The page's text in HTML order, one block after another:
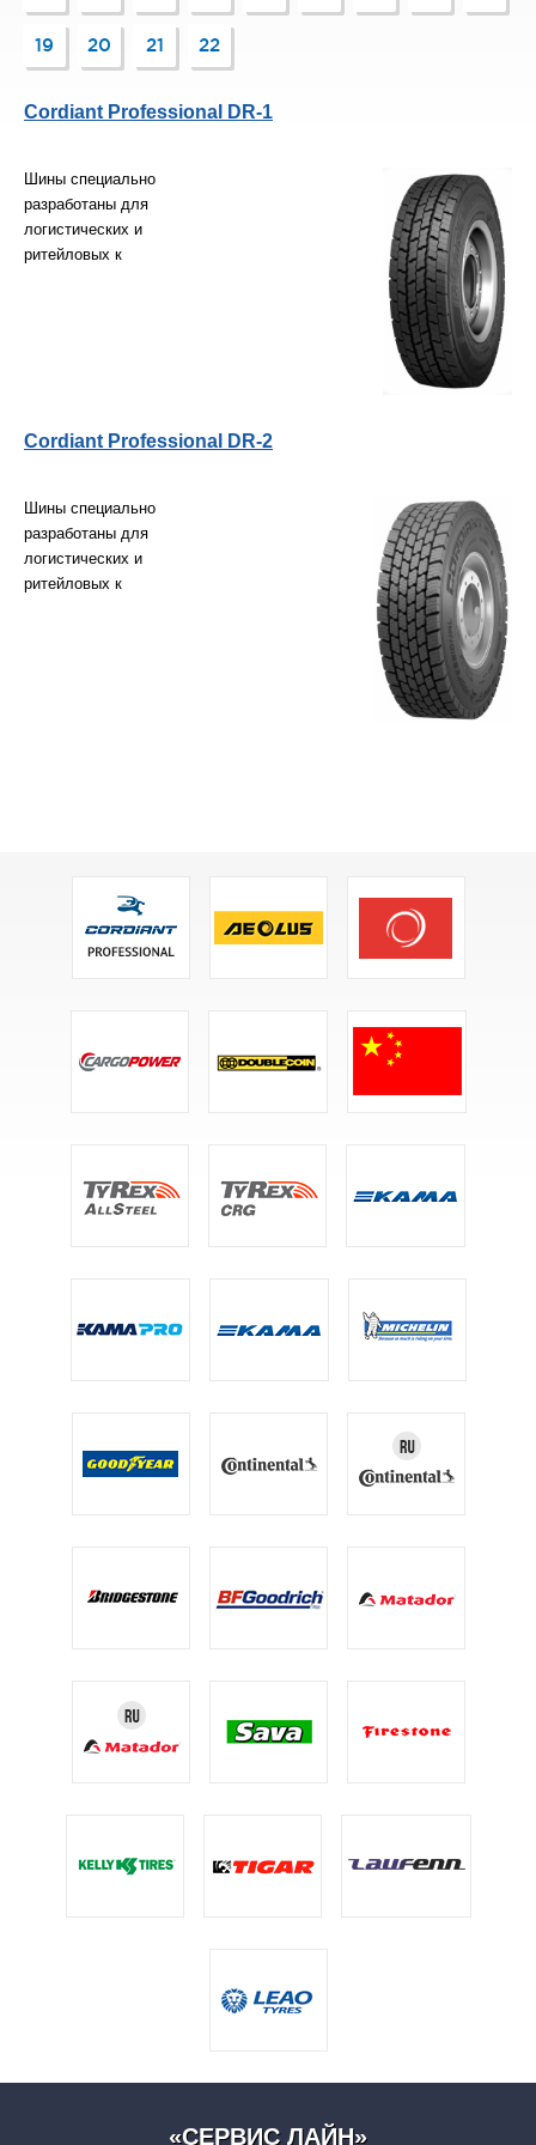
подходящий вариант!
19 20 21 22
Cordiant Professional DR-1
Шины специально
разработаны для
логистических и
ритейловых к
Cordiant Professional DR-2
Шины специально
разработаны для
логистических и
ритейловых к
«СЕРВИС ЛАЙН»